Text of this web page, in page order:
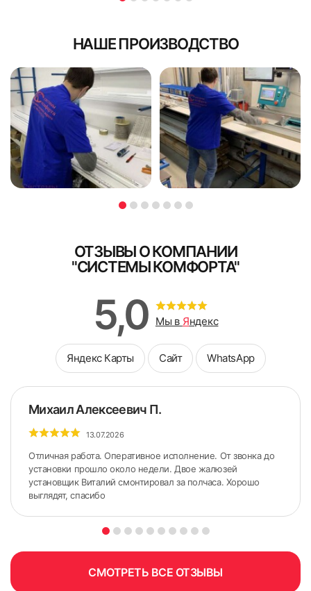
НАШЕ ПРОИЗВОДСТВО
ОТЗЫВЫ О КОМПАНИИ
"СИСТЕМЫ КОМФОРТА"
5,0 Мы в Яндекс
Яндекс Карты Сайт WhatsApp
Михаил Алексеевич П.
13.07.2026
Отличная работа. Оперативное исполнение. От звонка до
установки прошло около недели. Двое жалюзей
установщик Виталий смонтировал за полчаса. Хорошо
выглядят, спасибо
СМОТРЕТЬ ВСЕ ОТЗЫВЫ